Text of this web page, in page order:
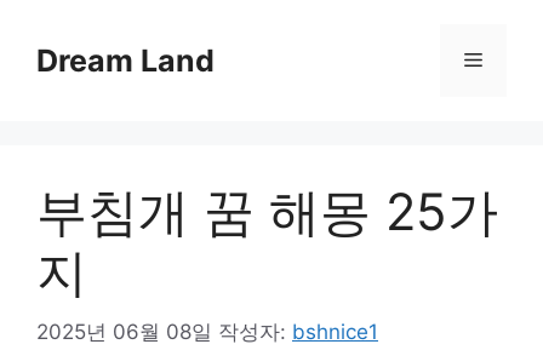
Dream Land 메
부침개 꿈 해몽 25가
지
2025년 06월 08일 작성자: bshnice1